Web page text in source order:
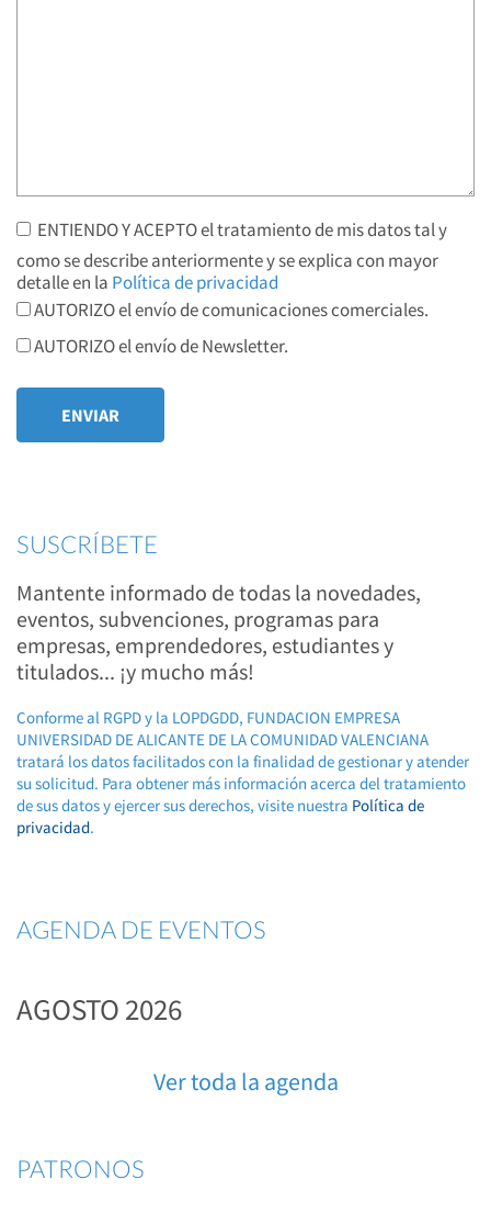
ENTIENDO Y ACEPTO el tratamiento de mis datos tal y
como se describe anteriormente y se explica con mayor
detalle en la Política de privacidad
AUTORIZO el envío de comunicaciones comerciales.
AUTORIZO el envío de Newsletter.
SUSCRÍBETE
Mantente informado de todas la novedades,
eventos, subvenciones, programas para
empresas, emprendedores, estudiantes y
titulados... ¡y mucho más!
Conforme al RGPD y la LOPDGDD, FUNDACION EMPRESA
UNIVERSIDAD DE ALICANTE DE LA COMUNIDAD VALENCIANA
tratará los datos facilitados con la finalidad de gestionar y atender
su solicitud. Para obtener más información acerca del tratamiento
de sus datos y ejercer sus derechos, visite nuestra Política de
privacidad.
AGENDA DE EVENTOS
AGOSTO 2026
Ver toda la agenda
PATRONOS